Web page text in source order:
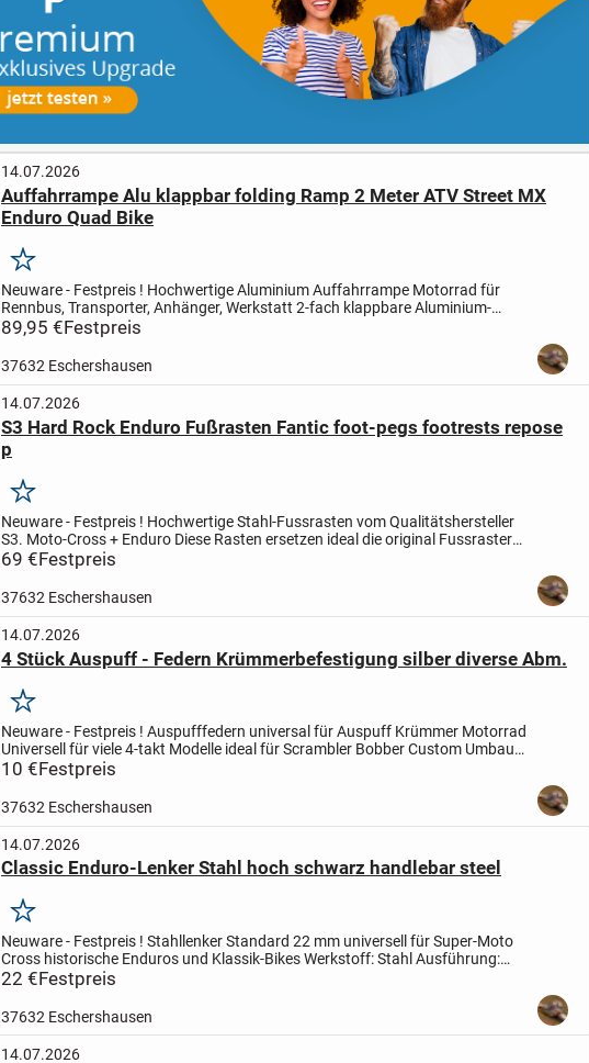
14.07.2026
Auffahrrampe Alu klappbar folding Ramp 2 Meter ATV Street MX
Enduro Quad Bike
Merken
Neuware - Festpreis ! Hochwertige Aluminium Auffahrrampe Motorrad für
Rennbus, Transporter, Anhänger, Werkstatt 2-fach klappbare Aluminium-
Rampe. Sehr leicht zu handhaben, robust, langlebig,...
89,95 €Festpreis
37632 Eschershausen
14.07.2026
S3 Hard Rock Enduro Fußrasten Fantic foot-pegs footrests repose
p
Merken
Neuware - Festpreis ! Hochwertige Stahl-Fussrasten vom Qualitätshersteller
S3. Moto-Cross + Enduro Diese Rasten ersetzen ideal die original Fussraster
an Ihrem Motorrad.
69 €Festpreis
37632 Eschershausen
14.07.2026
4 Stück Auspuff - Federn Krümmerbefestigung silber diverse Abm.
Merken
Neuware - Festpreis ! Auspufffedern universal für Auspuff Krümmer Motorrad
Universell für viele 4-takt Modelle ideal für Scrambler Bobber Custom Umbau
zum Schutz vor Hitze und Beschädigung auch...
10 €Festpreis
37632 Eschershausen
14.07.2026
Classic Enduro-Lenker Stahl hoch schwarz handlebar steel
Merken
Neuware - Festpreis ! Stahllenker Standard 22 mm universell für Super-Moto
Cross historische Enduros und Klassik-BikesWerkstoff: Stahl Ausführung:
mittlere Kröpfung, hohe Lenkerenden
22 €Festpreis
37632 Eschershausen
14.07.2026